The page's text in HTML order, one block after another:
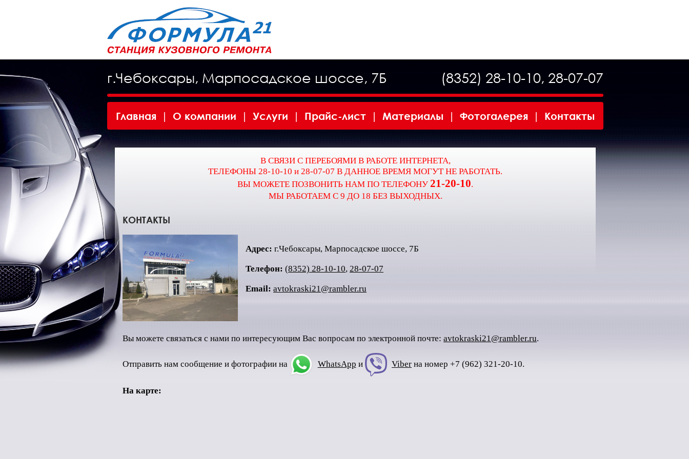
(8352) 28-10-10, 28-07-07
г.Чебоксары, Марпосадское шоссе, 7Б
Главная | О компании | Услуги | Прайс-лист | Материалы | Фотогалерея | Контакты
В СВЯЗИ С ПЕРЕБОЯМИ В РАБОТЕ ИНТЕРНЕТА,
ТЕЛЕФОНЫ 28-10-10 и 28-07-07 В ДАННОЕ ВРЕМЯ МОГУТ НЕ РАБОТАТЬ.
ВЫ МОЖЕТЕ ПОЗВОНИТЬ НАМ ПО ТЕЛЕФОНУ 21-20-10.
МЫ РАБОТАЕМ С 9 ДО 18 БЕЗ ВЫХОДНЫХ.
КОНТАКТЫ
Адрес: г.Чебоксары, Марпосадское шоссе, 7Б
Телефон: (8352) 28-10-10, 28-07-07
Email: avtokraski21@rambler.ru
Вы можете связаться с нами по интересующим Вас вопросам по электронной почте: avtokraski21@rambler.ru.
Отправить нам сообщение и фотографии на WhatsApp и Viber на номер +7 (962) 321-20-10.
На карте: